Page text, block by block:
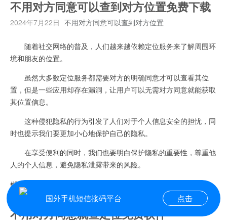
不用对方同意可以查到对方位置免费下载
2024年7月22日 不用对方同意可以查到对方位置
随着社交网络的普及，人们越来越依赖定位服务来了解周围环
境和朋友的位置。
虽然大多数定位服务都需要对方的明确同意才可以查看其位
置，但是一些应用却存在漏洞，让用户可以无需对方同意就能获取
其位置信息。
这种侵犯隐私的行为引发了人们对于个人信息安全的担忧，同
时也提示我们要更加小心地保护自己的隐私。
在享受便利的同时，我们也要明白保护隐私的重要性，尊重他
人的个人信息，避免隐私泄露带来的风险。
#33#
不用对方同意就查定位免费软件
国外手机短信接码平台 点击